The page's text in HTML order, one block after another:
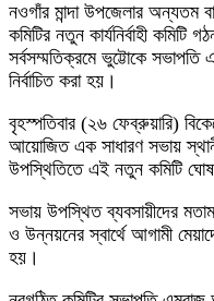
নওগাঁর মান্দা উপজেলার অন্যতম
কমিটির নতুন কার্যনির্বাহী
সর্বসম্মতিক্রমে ভুট্টোকে
নির্বাচিত করা হয়।
​বৃহস্পতিবার (২৬ ফেব্রুয়ারি)
আয়োজিত এক সাধারণ সভায়
উপস্থিতিতে এই নতুন কমিটি
সভায় উপস্থিত ব্যবসায়ীদের
ও উন্নয়নের স্বার্থে আগামী
হয়।